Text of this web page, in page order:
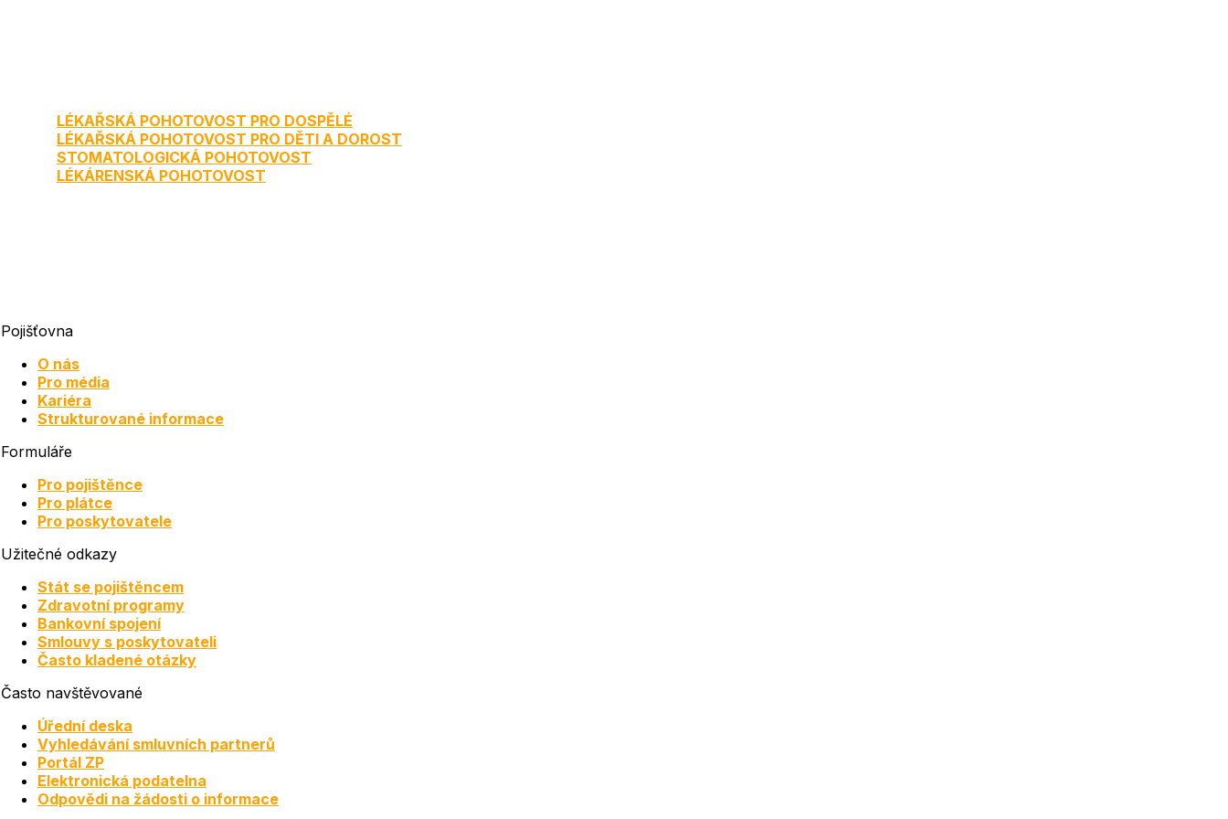
LÉKAŘSKÁ POHOTOVOST PRO DOSPĚLÉ
LÉKAŘSKÁ POHOTOVOST PRO DĚTI A DOROST
STOMATOLOGICKÁ POHOTOVOST
LÉKÁRENSKÁ POHOTOVOST
Pojišťovna
O nás
Pro média
Kariéra
Strukturované informace
Formuláře
Pro pojištěnce
Pro plátce
Pro poskytovatele
Užitečné odkazy
Stát se pojištěncem
Zdravotní programy
Bankovní spojení
Smlouvy s poskytovateli
Často kladené otázky
Často navštěvované
Úřední deska
Vyhledávání smluvních partnerů
Portál ZP
Elektronická podatelna
Odpovědi na žádosti o informace